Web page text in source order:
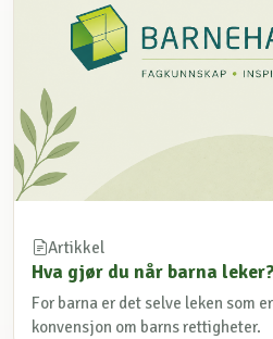
Artikkel
Hva gjør du når barna leker?
For barna er det selve leken som
konvensjon om barns rettigheter.